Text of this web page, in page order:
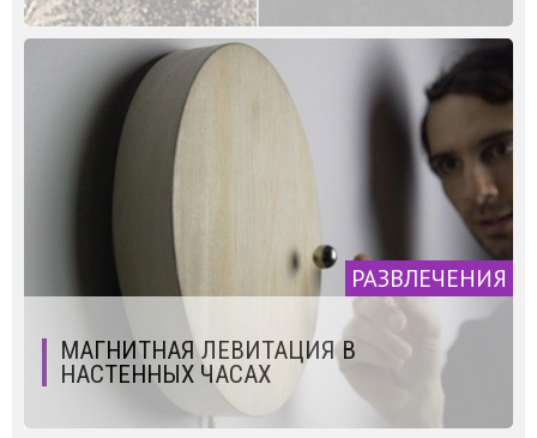
РАЗВЛЕЧЕНИЯ
МАГНИТНАЯ ЛЕВИТАЦИЯ В
НАСТЕННЫХ ЧАСАХ